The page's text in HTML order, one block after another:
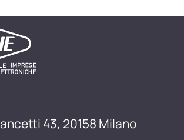
43, 20158 Milano